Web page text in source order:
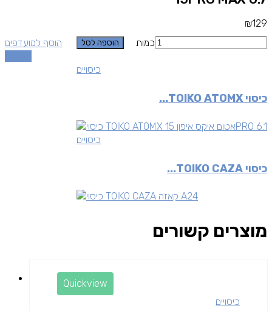
₪129
כמות
הוספה לסל
הוסף למועדפים
כיסויים
כיסוי TOIKO ATOMX...
כיסויים
כיסוי TOIKO CAZA...
מוצרים קשורים
Quickview
כיסויים